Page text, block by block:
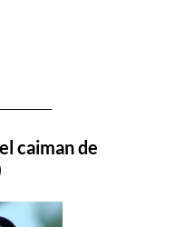
caiman de